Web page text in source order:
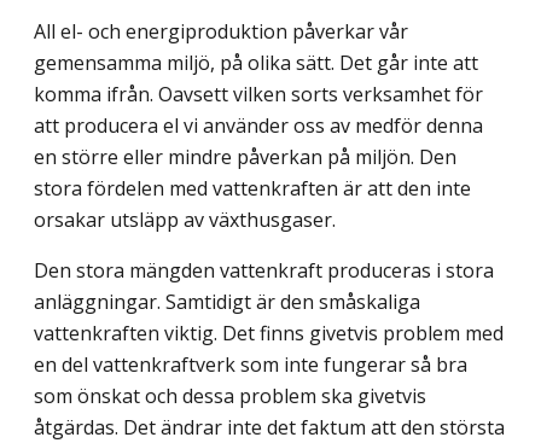
All el- och energiproduktion påverkar vår
gemensamma miljö, på olika sätt. Det går inte att
komma ifrån. Oavsett vilken sorts verksamhet för
att producera el vi använder oss av medför denna
en större eller mindre påverkan på miljön. Den
stora fördelen med vattenkraften är att den inte
orsakar utsläpp av växthusgaser.
Den stora mängden vattenkraft produceras i stora
anläggningar. Samtidigt är den småskaliga
vattenkraften viktig. Det finns givetvis problem med
en del vattenkraftverk som inte fungerar så bra
som önskat och dessa problem ska givetvis
åtgärdas. Det ändrar inte det faktum att den största